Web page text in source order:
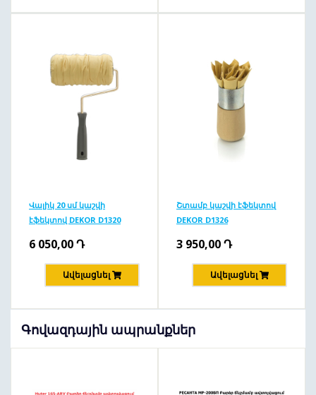
Վալիկ 20 սմ կաշվի
էֆեկտով DEKOR D1320
6 050,00Դ
Ավելացնել
Շտամբ կաշվի էֆեկտով
DEKOR D1326
3 950,00Դ
Ավելացնել
Գովազդային ապրանքներ